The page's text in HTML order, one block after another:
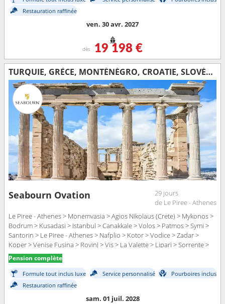
Restauration raffinée
ven. 30 avr. 2027
dès 19 198 €
TURQUIE, GRÈCE, MONTÉNÉGRO, CROATIE, SLOVÉNIE, MALTE, ITALIE
Seabourn Ovation
29 jours
de Le Piree - Athenes
Le Piree - Athenes > Monemvasia > Agios Nikolaus (Crete) > Mykonos >
Bodrum > Kusadasi > Istanbul > Canakkale > Volos > Patmos > Symi >
Santorin > Le Piree - Athenes > Nafplio > Kotor > Vodice > Zadar >
Koper > Venise Fusina > Rovinj > Vis > La Valette > Lipari > Sorrente >
Civitavecchia - Rome
Pension complète
Formule tout inclus luxe Service personnalisé
Pourboires inclus
Restauration raffinée
sam. 01 juil. 2028